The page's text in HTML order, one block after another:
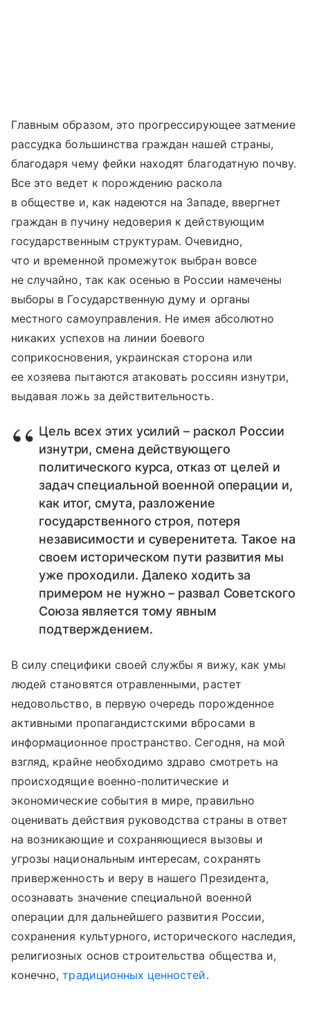
Главным образом, это прогрессирующее затмение
рассудка большинства граждан нашей страны,
благодаря чему фейки находят благодатную почву.
Все это ведет к порождению раскола
в обществе и, как надеются на Западе, ввергнет
граждан в пучину недоверия к действующим
государственным структурам. Очевидно,
что и временной промежуток выбран вовсе
не случайно, так как осенью в России намечены
выборы в Государственную думу и органы
местного самоуправления. Не имея абсолютно
никаких успехов на линии боевого
соприкосновения, украинская сторона или
ее хозяева пытаются атаковать россиян изнутри,
выдавая ложь за действительность.
Цель всех этих усилий – раскол России
изнутри, смена действующего
политического курса, отказ от целей и
задач специальной военной операции и,
как итог, смута, разложение
государственного строя, потеря
независимости и суверенитета. Такое на
своем историческом пути развития мы
уже проходили. Далеко ходить за
примером не нужно – развал Советского
Союза является тому явным
подтверждением.
В силу специфики своей службы я вижу, как умы
людей становятся отравленными, растет
недовольство, в первую очередь порожденное
активными пропагандистскими вбросами в
информационное пространство. Сегодня, на мой
взгляд, крайне необходимо здраво смотреть на
происходящие военно-политические и
экономические события в мире, правильно
оценивать действия руководства страны в ответ
на возникающие и сохраняющиеся вызовы и
угрозы национальным интересам, сохранять
приверженность и веру в нашего Президента,
осознавать значение специальной военной
операции для дальнейшего развития России,
сохранения культурного, исторического наследия,
религиозных основ строительства общества и,
конечно,традиционных ценностей.